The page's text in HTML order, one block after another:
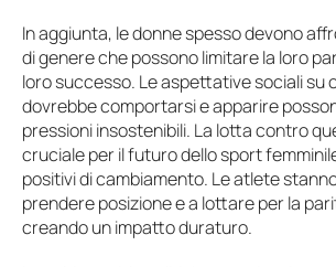
In aggiunta, le donne spesso devono
di genere che possono limitare la loro
loro successo. Le aspettative sociali su
dovrebbe comportarsi e apparire
pressioni insostenibili. La lotta contro
cruciale per il futuro dello sport
positivi di cambiamento. Le atlete
prendere posizione e a lottare per la
creando un impatto duraturo.